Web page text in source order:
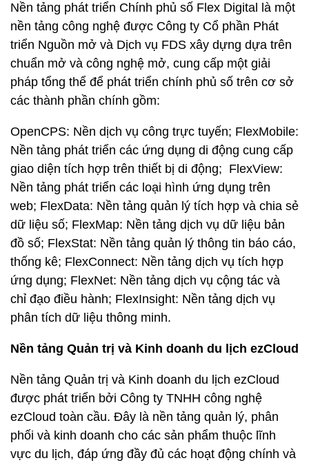
Nền tảng phát triển Chính phủ số Flex Digital là một
nền tảng công nghệ được Công ty Cổ phần Phát
triển Nguồn mở và Dịch vụ FDS xây dựng dựa trên
chuẩn mở và công nghệ mở, cung cấp một giải
pháp tổng thể để phát triển chính phủ số trên cơ sở
các thành phần chính gồm:
OpenCPS: Nền dịch vụ công trực tuyến; FlexMobile:
Nền tảng phát triển các ứng dụng di động cung cấp
giao diện tích hợp trên thiết bị di động; FlexView:
Nền tảng phát triển các loại hình ứng dụng trên
web; FlexData: Nền tảng quản lý tích hợp và chia sẻ
dữ liệu số; FlexMap: Nền tảng dịch vụ dữ liệu bản
đồ số; FlexStat: Nền tảng quản lý thông tin báo cáo,
thống kê; FlexConnect: Nền tảng dịch vụ tích hợp
ứng dụng; FlexNet: Nền tảng dịch vụ cộng tác và
chỉ đạo điều hành; FlexInsight: Nền tảng dịch vụ
phân tích dữ liệu thông minh.
Nền tảng Quản trị và Kinh doanh du lịch ezCloud
Nền tảng Quản trị và Kinh doanh du lịch ezCloud
được phát triển bởi Công ty TNHH công nghệ
ezCloud toàn cầu. Đây là nền tảng quản lý, phân
phối và kinh doanh cho các sản phẩm thuộc lĩnh
vực du lịch, đáp ứng đầy đủ các hoạt động chính và